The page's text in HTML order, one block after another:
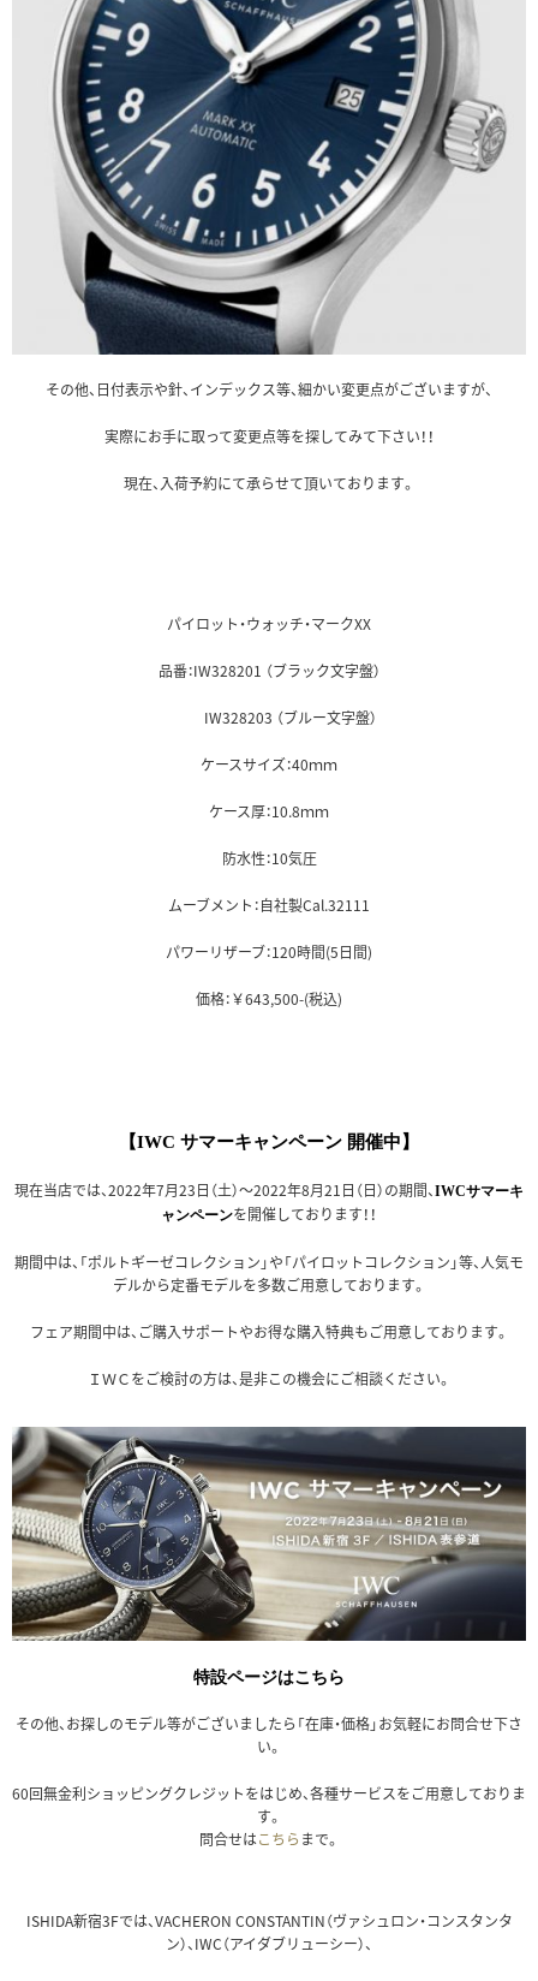
その他、日付表示や針、インデックス等、細かい変更点がございますが、
実際にお手に取って変更点等を探してみて下さい！！
現在、入荷予約にて承らせて頂いております。
パイロット・ウォッチ・マークXX
品番：IW328201 （ブラック文字盤）
IW328203 （ブルー文字盤）
ケースサイズ：40ｍｍ
ケース厚：10.8ｍｍ
防水性：10気圧
ムーブメント：自社製Cal.32111
パワーリザーブ：120時間(5日間)
価格：￥643,500-(税込)
【IWC サマーキャンペーン 開催中】
現在当店では、2022年7月23日（土）～2022年8月21日（日）の期間、IWCサマーキ
ャンペーンを開催しております！！
期間中は、「ポルトギーゼコレクション」や「パイロットコレクション」等、人気モ
デルから定番モデルを多数ご用意しております。
フェア期間中は、ご購入サポートやお得な購入特典もご用意しております。
ＩＷＣをご検討の方は、是非この機会にご相談ください。
特設ページはこちら
その他、お探しのモデル等がございましたら「在庫・価格」お気軽にお問合せ下さ
い。
60回無金利ショッピングクレジットをはじめ、各種サービスをご用意しておりま
す。
問合せはこちら まで。
ISHIDA新宿3Fでは、VACHERON CONSTANTIN（ヴァシュロン・コンスタンタ
ン）、IWC（アイダブリューシー）、